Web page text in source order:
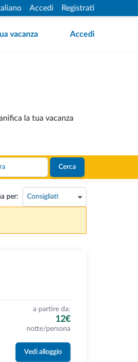
Accedi Registrati
vacanza Accedi
la tua vacanza
Cerca
per:
a partire da:
12€
notte/persona
Vedi alloggio